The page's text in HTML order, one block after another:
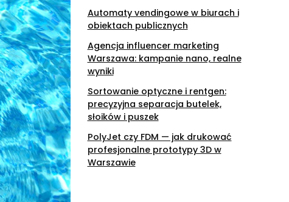
Automaty vendingowe w biurach i
obiektach publicznych
Agencja influencer marketing
Warszawa: kampanie nano, realne
wyniki
Sortowanie optyczne i rentgen:
precyzyjna separacja butelek,
słoików i puszek
PolyJet czy FDM — jak drukować
profesjonalne prototypy 3D w
Warszawie